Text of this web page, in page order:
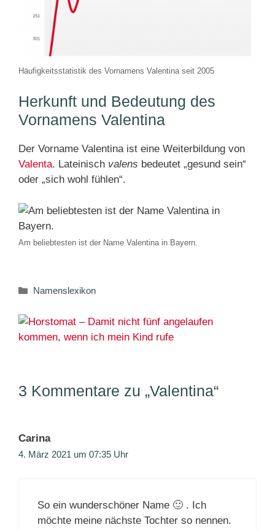
Häufigkeitsstatistik des Vornamens Valentina seit 2005
Herkunft und Bedeutung des
Vornamens Valentina
Der Vorname Valentina ist eine Weiterbildung von
Valenta. Lateinisch valens bedeutet „gesund sein“
oder „sich wohl fühlen“.
Am beliebtesten ist der Name Valentina in Bayern.
Kategorien
Namenslexikon
3 Kommentare zu „Valentina“
Carina
4. März 2021 um 07:35 Uhr
So ein wunderschöner Name 🙂 . Ich
möchte meine nächste Tochter so nennen.